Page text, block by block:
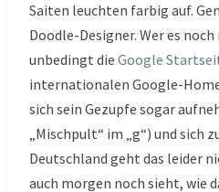
Saiten leuchten farbig auf.
Doodle-Designer. Wer es
unbedingt die Google
internationalen Google-
sich sein Gezupfe sogar
„Mischpult“ im „g“) und sich
Deutschland geht das leider
auch morgen noch sieht, wie